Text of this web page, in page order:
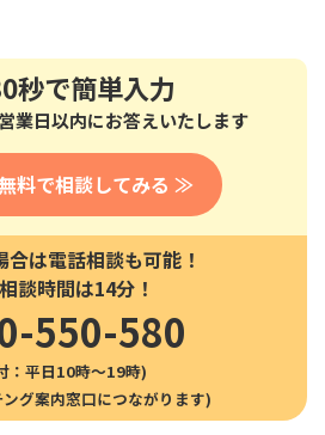
秒で簡単入力
業日以内にお答えいたします
料で相談してみる ≫
合は電話相談も可能！
談時間は14分！
550-580
：平日10時〜19時)